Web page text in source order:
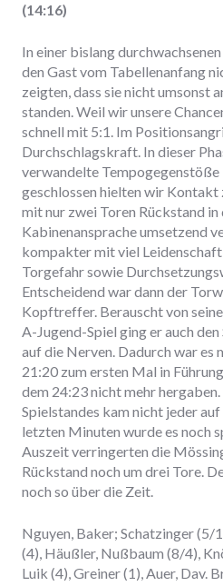
(14:16)
In einer bislang
den Gast vom Tabellenanfang
zeigten, dass sie nicht umsonst
standen. Weil wir unsere
schnell mit 5:1. Im
Durchschlagskraft. In dieser
verwandelte
geschlossen hielten wir Kontakt
mit nur zwei Toren Rückstand in
Kabinenansprache umsetzend
kompakter mit viel
Torgefahr sowie
Entscheidend war dann der
Kopftreffer. Berauscht von
A-Jugend-Spiel ging er auch
auf die Nerven. Dadurch war es
21:20 zum ersten Mal in
dem 24:23 nicht mehr
Spielstandes kam nicht jeder
letzten Minuten wurde es noch
Auszeit verringerten die
Rückstand noch um drei Tore.
noch so über die Zeit.
Nguyen, Baker; Schatzinger (5/
(4), Häußler, Nußbaum (8/4),
Luik (4), Greiner (1), Auer, Dav.